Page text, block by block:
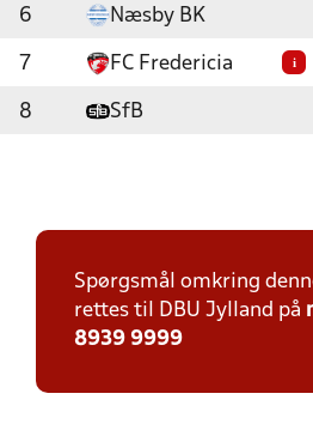
6 Næsby BK
7 FC Fredericia i
8 SfB
Spørgsmål omkring
rettes til DBU Jylland på
8939 9999